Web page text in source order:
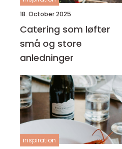
18. October 2025
Catering som løfter
små og store
anledninger
inspiration